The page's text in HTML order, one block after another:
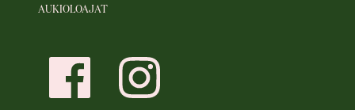
AUKIOLOAJAT